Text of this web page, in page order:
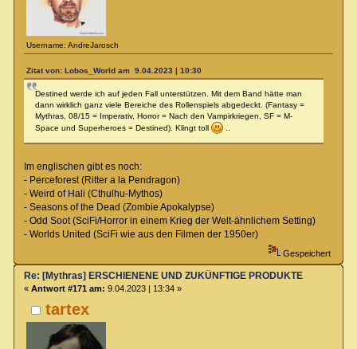
Username: AndreJarosch
Zitat von: Lobos_World am 9.04.2023 | 10:30
Destined werde ich auf jeden Fall unterstützen. Mit dem Band hätte man
dann wirklich ganz viele Bereiche des Rollenspiels abgedeckt. (Fantasy =
Mythras, 08/15 = Imperativ, Horror = Nach den Vampirkriegen, SF = M-
Space und Superheroes = Destined). Klingt toll
..
Im englischen gibt es noch:
- Perceforest (Ritter a la Pendragon)
- Weird of Hali (Cthulhu-Mythos)
- Seasons of the Dead (Zombie Apokalypse)
- Odd Soot (SciFi/Horror in einem Krieg der Welt-ähnlichem Setting)
- Worlds United (SciFi wie aus den Filmen der 1950er)
Gespeichert
tartex
Re: [Mythras] ERSCHIENENE UND ZUKÜNFTIGE PRODUKTE
« Antwort #171 am: 9.04.2023 | 13:34 »